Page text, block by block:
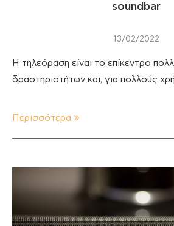
soundbar
13/02/2022
Η τηλεόραση είναι το επίκεντρο
δραστηριοτήτων και, για πολλούς
Περισσότερα